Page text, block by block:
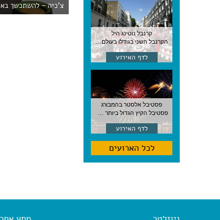
קרנבל נוטינג היל
הקרנבל השני בגודלו בעולם, עם מוזיקה, תהלוכות ותחפושות. לונדון
לדף האירוע
פסטיבל אלסטר בהמבורג
פסטיבל הקיץ הגדול ביותר בהמבורג, סוף אוגוסט, גרמניה
לדף האירוע
לכל הארועים
צ'כיה – להשתכשך